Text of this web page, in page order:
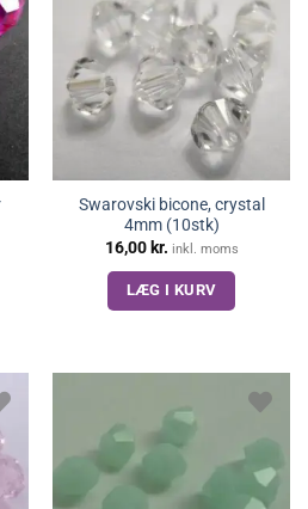
Swarovski bicone, crystal
4mm (10stk)
16,00 kr. inkl. moms
LÆG I KURV